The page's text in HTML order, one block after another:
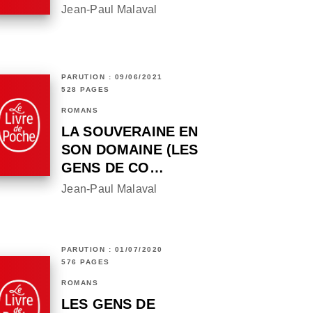
Jean-Paul Malaval
PARUTION : 09/06/2021
528 PAGES
ROMANS
LA SOUVERAINE EN
SON DOMAINE (LES
GENS DE CO…
Jean-Paul Malaval
PARUTION : 01/07/2020
576 PAGES
ROMANS
LES GENS DE